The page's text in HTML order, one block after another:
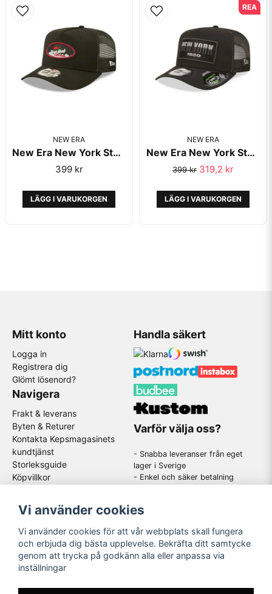
NEW ERA
New Era New York State Black A-Frame Trucker - New Era
399 kr
LÄGG I VARUKORGEN
NEW ERA
New Era New York State Black A-Frame Trucker Repreve - New Era
399 kr 319,2 kr
LÄGG I VARUKORGEN
REA
Mitt konto
Logga in
Registrera dig
Glömt lösenord?
Navigera
Frakt & leverans
Byten & Returer
Kontakta Kepsmagasinets
kundtjänst
Storleksguide
Köpvillkor
Om oss
Handla säkert
Varför välja oss?
- Snabba leveranser från eget
lager i Sverige
- Enkel och säker betalning
-En schysst kundtjänst som
Följ oss
Vi använder cookies
Vi använder cookies för att vår webbplats skall fungera
och erbjuda dig bästa upplevelse. Bekräfta ditt samtycke
genom att trycka på godkänn alla eller anpassa via
inställningar